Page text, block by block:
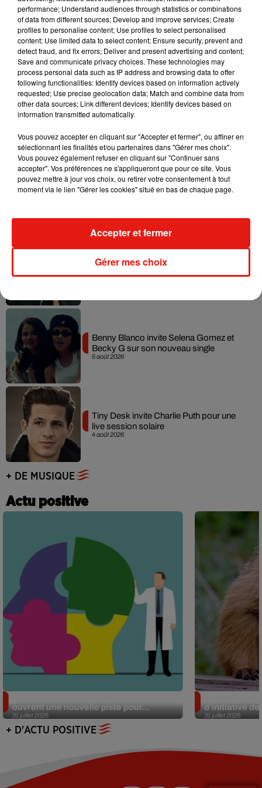
7 août 2026
Julien Lieb s’essaye à la vie de chatelain
dans son nouveau clip
Madonna sort enfin le remix de « Love
Sensation » avec Kylie Minogue
Tayc et Didi B dévoilent le single le plus
dansant de l’année
7 août 2026
Angèle et Amélie Lens dévoilent leur
5 août 2026
Benny Blanco invite Selena Gomez et
Becky G sur son nouveau single
4 août 2026
Tiny Desk invite Charlie Puth pour une
live session solaire
+ DE MUSIQUE
Actu positive
31 juillet 2026
ouvrent une nouvelle piste pour...
31 juillet 2026
d’initiative
+ D'ACTU POSITIVE
performance; Understand audiences through statistics or combinations
of data from different sources; Develop and improve services; Create
profiles to personalise content; Use profiles to select personalised
content; Use limited data to select content; Ensure security, prevent and
detect fraud, and fix errors; Deliver and present advertising and content;
Save and communicate privacy choices. These technologies may
process personal data such as IP address and browsing data to offer
following functionalities: Identify devices based on information actively
requested; Use precise geolocation data; Match and combine data from
other data sources; Link different devices; Identify devices based on
information transmitted automatically.
Vous pouvez accepter en cliquant sur "Accepter et fermer", ou affiner en
sélectionnant les finalités et/ou partenaires dans "Gérer mes choix".
Vous pouvez également refuser en cliquant sur "Continuer sans
accepter". Vos préférences ne s'appliqueront que pour ce site. Vous
pouvez mettre à jour vos choix, ou retirer votre consentement à tout
moment via le lien "Gérer les cookies" situé en bas de chaque page.
Gérer mes choix
Accepter et fermer